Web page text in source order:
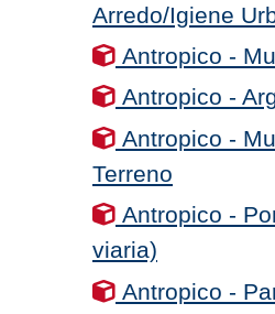
Arredo/Igiene
Antropico -
Antropico -
Antropico -
Terreno
Antropico -
viaria)
Antropico -